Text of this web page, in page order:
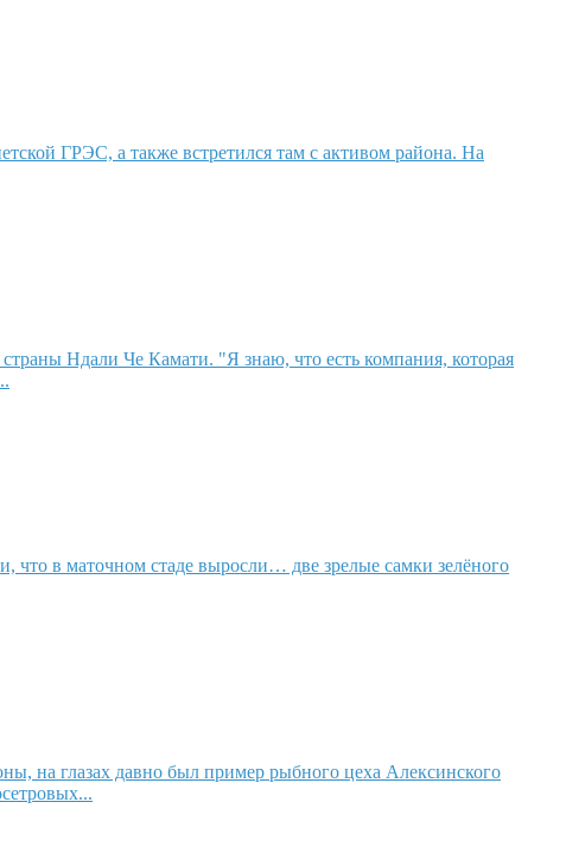
ГРЭС, а также встретился там с активом района. На
Ндали Че Камати. "Я знаю, что есть компания, которая
в маточном стаде выросли… две зрелые самки зелёного
на глазах давно был пример рыбного цеха Алексинского